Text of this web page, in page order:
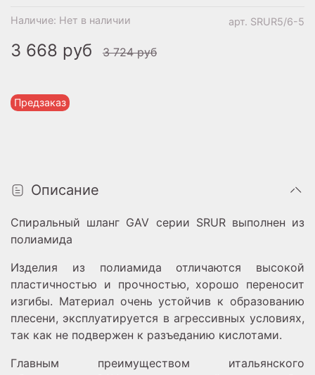
арт. SRUR5/6-5
Наличие: Нет в наличии
Предзаказ
3 668 руб 3 724 руб
Описание
Спиральный шланг GAV серии SRUR выполнен из
полиамида
Изделия из полиамида отличаются высокой
пластичностью и прочностью, хорошо переносит
изгибы. Материал очень устойчив к образованию
плесени, эксплуатируется в агрессивных условиях,
так как не подвержен к разъеданию кислотами.
Главным преимуществом итальянского